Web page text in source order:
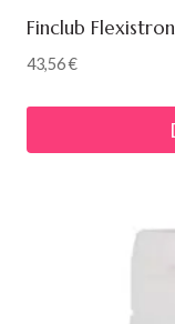
Finclub
43,56€